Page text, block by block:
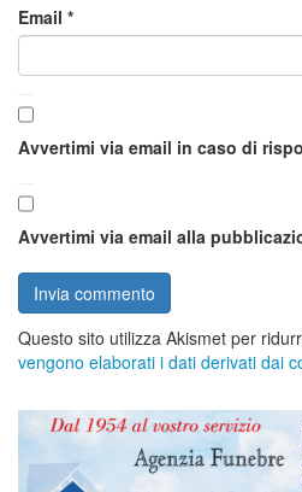
Email *
Avvertimi via email in caso di
Avvertimi via email alla
Questo sito utilizza Akismet per
vengono elaborati i dati derivati dai